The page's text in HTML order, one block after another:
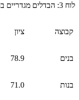
לוח 3: הבדלים מגדריים בהישגים במדעים
קבוצה ציון
בנים 78.9
בנות
71.0